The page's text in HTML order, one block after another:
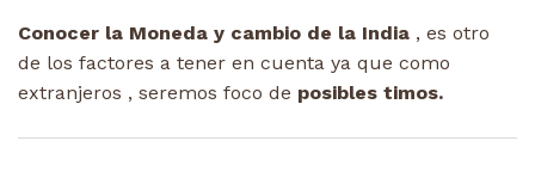
Conocer la Moneda y cambio de la India , es otro
de los factores a tener en cuenta ya que como
extranjeros , seremos foco de posibles timos.